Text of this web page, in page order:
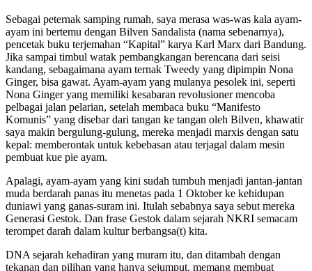
Sebagai peternak samping rumah, saya merasa was-was kala ayam-
ayam ini bertemu dengan Bilven Sandalista (nama sebenarnya),
pencetak buku terjemahan “Kapital” karya Karl Marx dari Bandung.
Jika sampai timbul watak pembangkangan berencana dari seisi
kandang, sebagaimana ayam ternak Tweedy yang dipimpin Nona
Ginger, bisa gawat. Ayam-ayam yang mulanya pesolek ini, seperti
Nona Ginger yang memiliki kesabaran revolusioner mencoba
pelbagai jalan pelarian, setelah membaca buku “Manifesto
Komunis” yang disebar dari tangan ke tangan oleh Bilven, khawatir
saya makin bergulung-gulung, mereka menjadi marxis dengan satu
kepal: memberontak untuk kebebasan atau terjagal dalam mesin
pembuat kue pie ayam.
Apalagi, ayam-ayam yang kini sudah tumbuh menjadi jantan-jantan
muda berdarah panas itu menetas pada 1 Oktober ke kehidupan
duniawi yang ganas-suram ini. Itulah sebabnya saya sebut mereka
Generasi Gestok. Dan frase Gestok dalam sejarah NKRI semacam
terompet darah dalam kultur berbangsa(t) kita.
DNA sejarah kehadiran yang muram itu, dan ditambah dengan
tekanan dan pilihan yang hanya sejumput, memang membuat